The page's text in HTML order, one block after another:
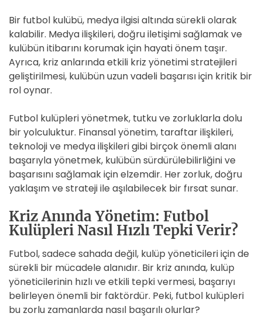
Bir futbol kulübü, medya ilgisi altında sürekli olarak
kalabilir. Medya ilişkileri, doğru iletişimi sağlamak ve
kulübün itibarını korumak için hayati önem taşır.
Ayrıca, kriz anlarında etkili kriz yönetimi stratejileri
geliştirilmesi, kulübün uzun vadeli başarısı için kritik bir
rol oynar.
Futbol kulüpleri yönetmek, tutku ve zorluklarla dolu
bir yolculuktur. Finansal yönetim, taraftar ilişkileri,
teknoloji ve medya ilişkileri gibi birçok önemli alanı
başarıyla yönetmek, kulübün sürdürülebilirliğini ve
başarısını sağlamak için elzemdir. Her zorluk, doğru
yaklaşım ve strateji ile aşılabilecek bir fırsat sunar.
Kriz Anında Yönetim: Futbol
Kulüpleri Nasıl Hızlı Tepki Verir?
Futbol, sadece sahada değil, kulüp yöneticileri için de
sürekli bir mücadele alanıdır. Bir kriz anında, kulüp
yöneticilerinin hızlı ve etkili tepki vermesi, başarıyı
belirleyen önemli bir faktördür. Peki, futbol kulüpleri
bu zorlu zamanlarda nasıl başarılı olurlar?